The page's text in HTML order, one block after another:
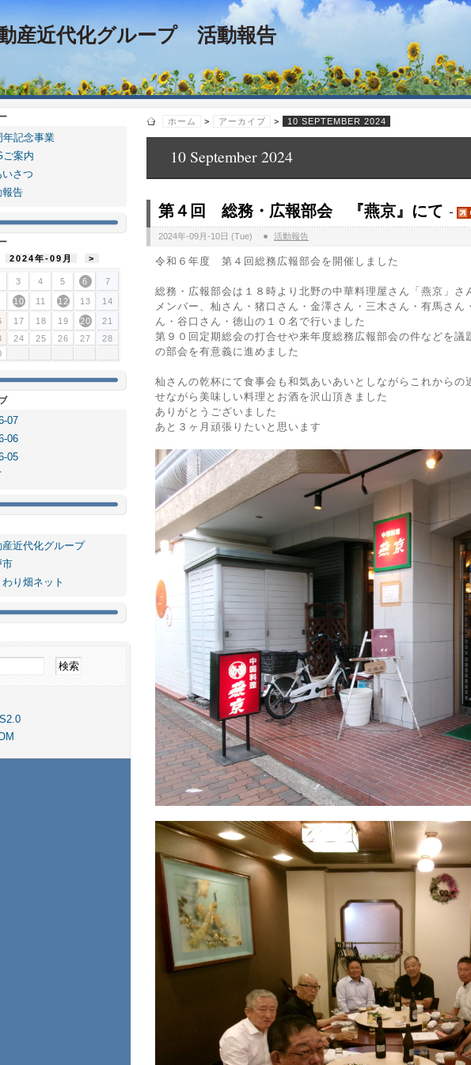
産近代化グループ 活動報告
ホーム > アーカイブ > 10 SEPTEMBER 2024
10 September 2024
第４回 総務・広報部会 『燕京』にて
2024年-09月-10日 (Tue) 活動報告
令和６年度 第４回総務広報部会を開催しました
総務・広報部会は１８時より北野の中華料理屋さん「燕京」さ
メンバー、杣さん・猪口さん・金澤さん・三木さん・有馬さん
ん・谷口さん・徳山の１０名で行いました
第９０回定期総会の打合せや来年度総務広報部会の件などを議
の部会を有意義に進めました
杣さんの乾杯にて食事会も和気あいあいとしながらこれからの
せながら美味しい料理とお酒を沢山頂きました
ありがとうございました
あと３ヶ月頑張りたいと思います
年記念事業
ご案内
いさつ
報告
2024年-09月 >
3 4 5 6 7
10 11 12 13 14
17 18 19 20
21
24 25 26 27
28
07
06
05
産近代化グループ
市
り畑ネット